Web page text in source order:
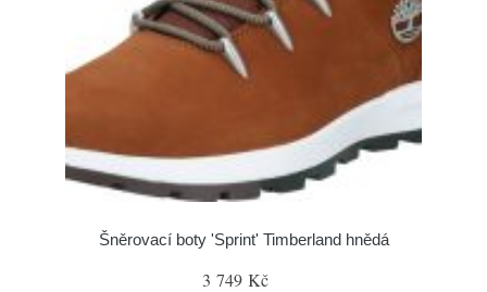
Šněrovací boty 'Sprint' Timberland hnědá
3 749 Kč